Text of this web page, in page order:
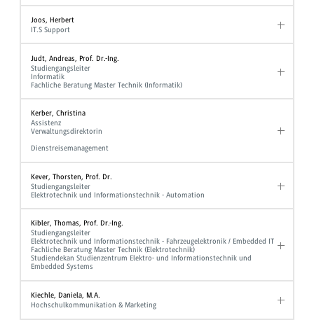
Joos, Herbert
IT.S Support
Judt, Andreas, Prof. Dr.-Ing.
Studiengangsleiter
Informatik
Fachliche Beratung Master Technik (Informatik)
Kerber, Christina
Assistenz
Verwaltungsdirektorin
Dienstreisemanagement
Kever, Thorsten, Prof. Dr.
Studiengangsleiter
Elektrotechnik und Informationstechnik - Automation
Kibler, Thomas, Prof. Dr.-Ing.
Studiengangsleiter
Elektrotechnik und Informationstechnik - Fahrzeugelektronik / Embedded IT
Fachliche Beratung Master Technik (Elektrotechnik)
Studiendekan Studienzentrum Elektro- und Informationstechnik und
Embedded Systems
Kiechle, Daniela, M.A.
Hochschulkommunikation & Marketing